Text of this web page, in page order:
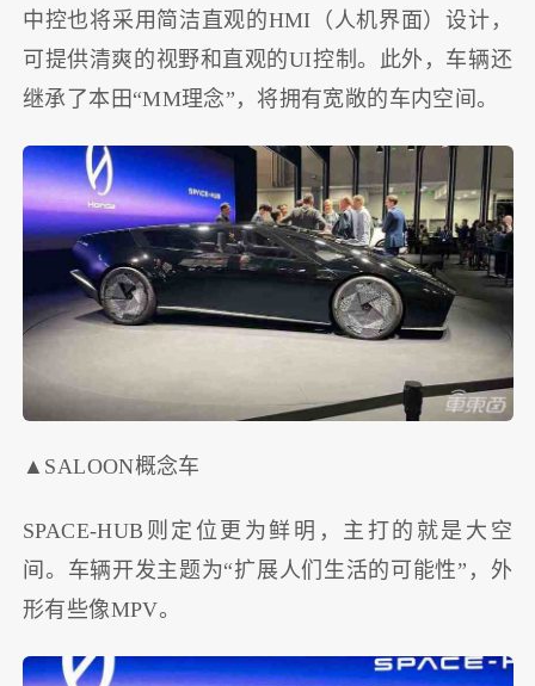
中控也将采用简洁直观的HMI（人机界面）设计，
可提供清爽的视野和直观的UI控制。此外，车辆还
继承了本田“MM理念”，将拥有宽敞的车内空间。
▲SALOON概念车
SPACE-HUB则定位更为鲜明，主打的就是大空
间。车辆开发主题为“扩展人们生活的可能性”，外
形有些像MPV。